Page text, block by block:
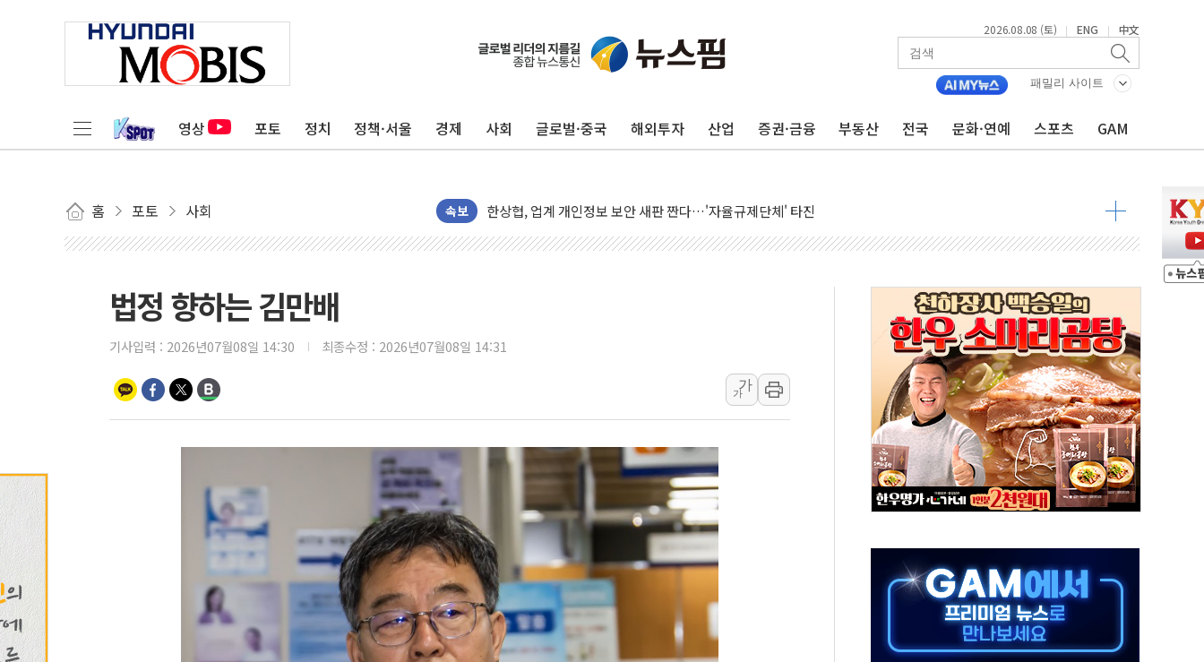
2026.08.08 (토) | ENG | 中文
패밀리 사이트
영상 포토 정치 정책·서울 경제 사회 글로벌·중국 해외투자 산업 증권·금융 부동산 전국 문화·연예 스포츠 GAM
홈 포토 사회 속보
'호우 특보' 경북 울진 시간당 20~30mm 강한 비...가뭄 해소될 듯
주말 무더위·열대야 지속…내륙 곳곳 소나기
충북 주말 무더위 지속…청주·진천 35도, 곳곳 소나기
10월 보완수사권 폐지·공소청 출범…피해자들 '범죄 사각지대' 우려
한상협, 업계 개인정보 보안 새판 짠다…'자율규제단체' 타진
뉴욕증시, 고용 쇼크에 금리 인상 우려 후퇴…S&P500 최고치
유럽증시, 美 고용 예상 밖 부진에 연준 금리 인상 가능성 낮아지며 상승… STOXX 600 지수는 나흘 연속 최고치
[종합] 이슬람 수니파 3국, '공동방위협정' 체결… 이스라엘·이란 위협에 맞설 자체 억지력 강화
트럼프, 백신·자폐증 행정명령 검토…"이르면 다음 주"
美 항소법원, 백악관 무도회장 공사 중단 명령…트럼프 제동
이란 핵심 원유 수출항 '하르그섬', 최근 1주일 이상 '올스톱'… 美 해상봉쇄 영향
美 고용 쇼크에 엔화 장중 급등…시장은 "또 개입했나" 촉각
[AI MY 뉴스] 뉴욕 반도체주 프리뷰...美 고용 쇼크에 반도체주 '활짝'
뉴욕증시 프리뷰, 美 고용 쇼크에 금리 인상 우려 후퇴…나스닥 선물 1%대 상승
[종합] 美 7월 고용 2만3000명 감소 '쇼크'…9월 금리 인상 기대 후퇴
법정 향하는 김만배
기사입력 : 2026년07월08일 14:30 최종수정 : 2026년07월08일 14:31
가
가